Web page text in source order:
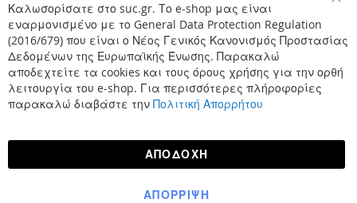
Καλωσορίσατε στο suc.gr. Το e-shop μας είναι
εναρμονισμένο με το General Data Protection Regulation
(2016/679) που είναι ο Νέος Γενικός Κανονισμός Προστασίας
Δεδομένων της Ευρωπαϊκής Ένωσης. Παρακαλώ
αποδεχτείτε τα cookies και τους όρους χρήσης για την ορθή
λειτουργία του e-shop. Για περισσότερες πλήροφορίες
παρακαλώ διαβάστε την Πολιτική Απορρήτου
ΑΠΟΔΟΧΉ
ΑΠΌΡΡΙΨΗ